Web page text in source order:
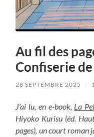
Au fil des
Confiserie
28 SEPTEMBRE 2025 /
J’ai lu, en e-book, La
Hiyoko Kurisu (éd.
pages), un court roman